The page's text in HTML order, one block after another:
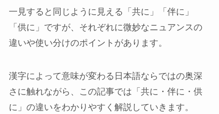
一見すると同じように見える「共に」「伴に」
「供に」ですが、それぞれに微妙なニュアンスの
違いや使い分けのポイントがあります。
漢字によって意味が変わる日本語ならではの奥深
さに触れながら、この記事では「共に・伴に・供
に」の違いをわかりやすく解説していきます。